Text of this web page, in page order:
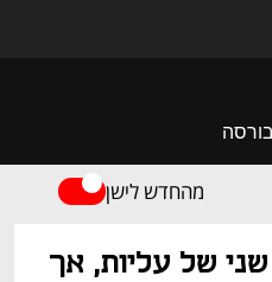
בורסה
מהחדש לישן